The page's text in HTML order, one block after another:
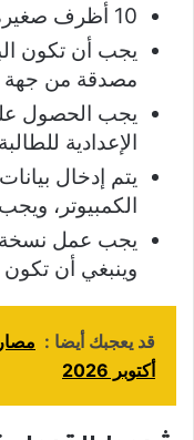
10 أظرف صغيرة الشكل.
يجب أن تكون
مصدقة من جهة
يجب الحصول
الإعدادية
يتم إدخال
الكمبيوتر،
يجب عمل نسخة
وينبغي أن
قد يعجبك أيضا :
أكتوبر 2026